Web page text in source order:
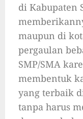
di Kabupaten
maupun di
pergaulan
SMP/SMA
membentuk
yang terbaik
tanpa harus